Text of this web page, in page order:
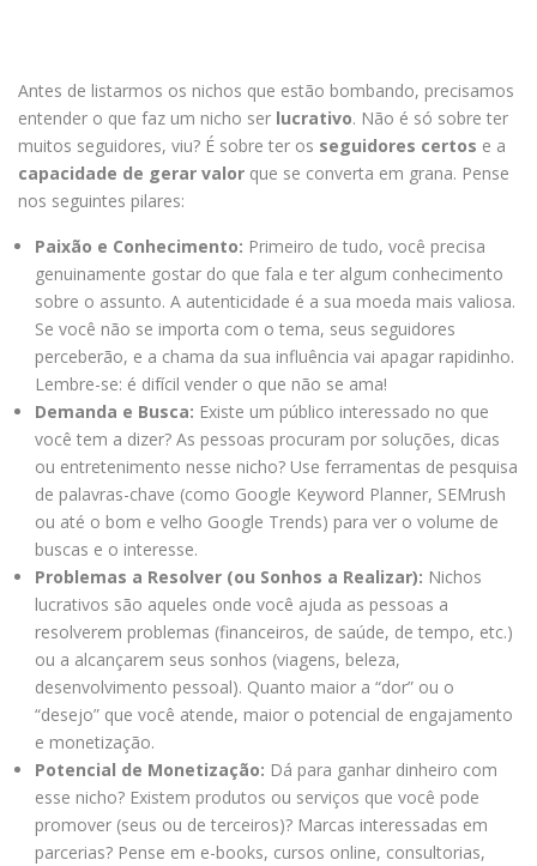
Antes de listarmos os nichos que estão bombando, precisamos
entender o que faz um nicho ser lucrativo. Não é só sobre ter
muitos seguidores, viu? É sobre ter os seguidores certos e a
capacidade de gerar valor que se converta em grana. Pense
nos seguintes pilares:
Paixão e Conhecimento: Primeiro de tudo, você precisa
genuinamente gostar do que fala e ter algum conhecimento
sobre o assunto. A autenticidade é a sua moeda mais valiosa.
Se você não se importa com o tema, seus seguidores
perceberão, e a chama da sua influência vai apagar rapidinho.
Lembre-se: é difícil vender o que não se ama!
Demanda e Busca: Existe um público interessado no que
você tem a dizer? As pessoas procuram por soluções, dicas
ou entretenimento nesse nicho? Use ferramentas de pesquisa
de palavras-chave (como Google Keyword Planner, SEMrush
ou até o bom e velho Google Trends) para ver o volume de
buscas e o interesse.
Problemas a Resolver (ou Sonhos a Realizar): Nichos
lucrativos são aqueles onde você ajuda as pessoas a
resolverem problemas (financeiros, de saúde, de tempo, etc.)
ou a alcançarem seus sonhos (viagens, beleza,
desenvolvimento pessoal). Quanto maior a “dor” ou o
“desejo” que você atende, maior o potencial de engajamento
e monetização.
Potencial de Monetização: Dá para ganhar dinheiro com
esse nicho? Existem produtos ou serviços que você pode
promover (seus ou de terceiros)? Marcas interessadas em
parcerias? Pense em e-books, cursos online, consultorias,